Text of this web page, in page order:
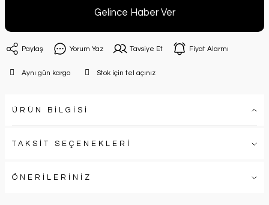
Gelince Haber Ver
Paylaş Yorum Yaz Tavsiye Et Fiyat Alarmı
Aynı gün kargo Stok için tel açınız
ÜRÜN BİLGİSİ
TAKSİT SEÇENEKLERİ
ÖNERİLERİNİZ